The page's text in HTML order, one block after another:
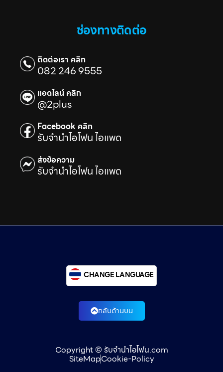
ช่องทางติดต่อ
ติดต่อเรา คลิก
082 246 9555
แอดไลน์ คลิก
@2plus
Facebook คลิก
รับจำนำไอโฟน ไอแพด
ส่งข้อความ
รับจำนำไอโฟน ไอแพด
Copyright © รับจำนำไอโฟน.com
SiteMapCookie-Policy
CHANGE LANGUAGE
กลับด้านบน